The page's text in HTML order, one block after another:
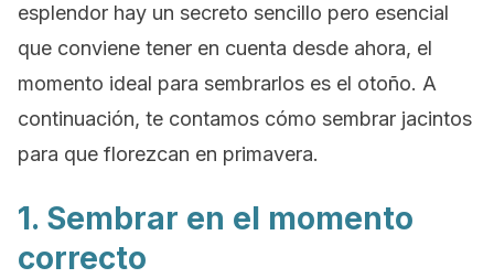
esplendor hay un secreto sencillo pero esencial
que conviene tener en cuenta desde ahora, el
momento ideal para sembrarlos es el otoño. A
continuación, te contamos cómo sembrar jacintos
para que florezcan en primavera.
1. Sembrar en el momento
correcto